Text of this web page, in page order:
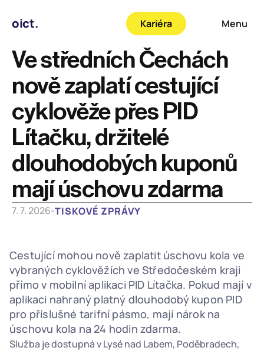
Ve středních Čechách
nově zaplatí cestující
cyklověže přes PID
Lítačku, držitelé
dlouhodobých kuponů
mají úschovu zdarma
7. 7. 2026-TISKOVÉ ZPRÁVY
Cestující mohou nově zaplatit úschovu kola ve
vybraných cyklověžích ve Středočeském kraji
přímo v mobilní aplikaci PID Lítačka. Pokud mají v
aplikaci nahraný platný dlouhodobý kupon PID
pro příslušné tarifní pásmo, mají nárok na
úschovu kola na 24 hodin zdarma.
Služba je dostupná v Lysé nad Labem, Poděbradech,
Kariéra Menu
oict.